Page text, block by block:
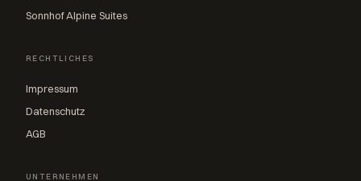
Sonnhof Alpine Suites
RECHTLICHES
Impressum
Datenschutz
AGB
UNTERNEHMEN